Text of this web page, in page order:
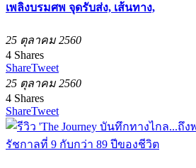
เพลิงบรมศพ จุดรับส่ง, เส้นทาง,
25 ตุลาคม 2560
4 Shares
ShareTweet
25 ตุลาคม 2560
4 Shares
ShareTweet